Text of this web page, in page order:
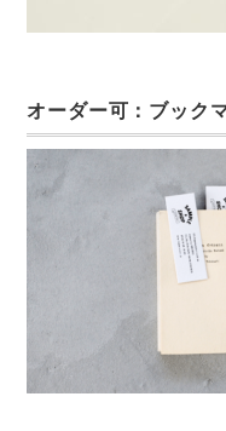
オーダー可：ブック